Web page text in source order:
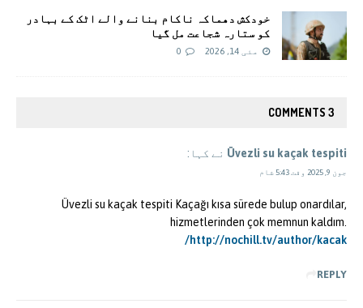
خودکش دھماکہ ناکام بنانے والے اٹک کے بہادر
کو ستارہ شجاعت مل گیا
مئی 14, 2026 0
3 COMMENTS
Üvezli su kaçak tespiti نے کہا:
جون 9, 2025 وقت 5:43 شام
Üvezli su kaçak tespiti Kaçağı kısa sürede bulup onardılar,
hizmetlerinden çok memnun kaldım.
http://nochill.tv/author/kacak/
REPLY